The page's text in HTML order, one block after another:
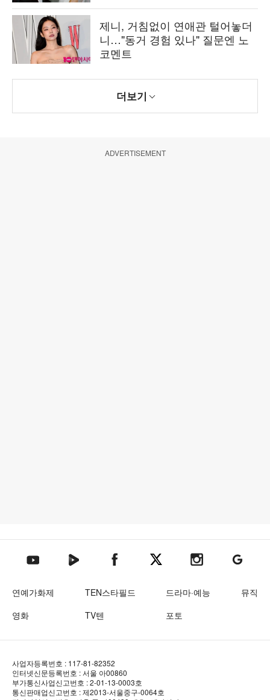
제니, 거침없이 연애관 털어놓더
니…"동거 경험 있나" 질문엔 노
코멘트
더보기
ADVERTISEMENT
텐아시아 유튜브텐아시아 네이버TV텐아시아 페이스북텐아시아 엑스텐아시아 인스타그램
텐아시아
연예가화제 TEN스타필드 드라마·예능
뮤직
영화
TV텐 포토
사업자등록번호 : 117-81-82352
인터넷신문등록번호 : 서울 아00860
부가통신사업신고번호 : 2-01-13-0003호
통신판매업신고번호 : 제2013-서울중구-0064호